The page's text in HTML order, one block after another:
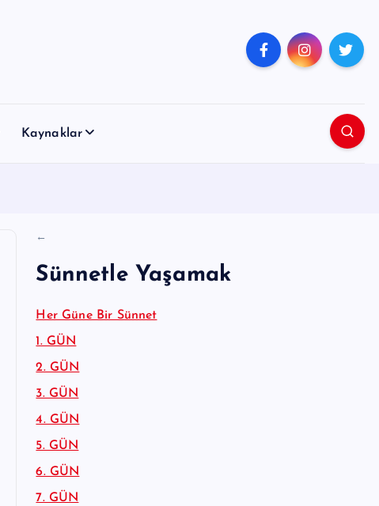
Kaynaklar
←
Sünnetle Yaşamak
Her Güne Bir Sünnet
1. GÜN
2. GÜN
3. GÜN
4. GÜN
5. GÜN
6. GÜN
7. GÜN